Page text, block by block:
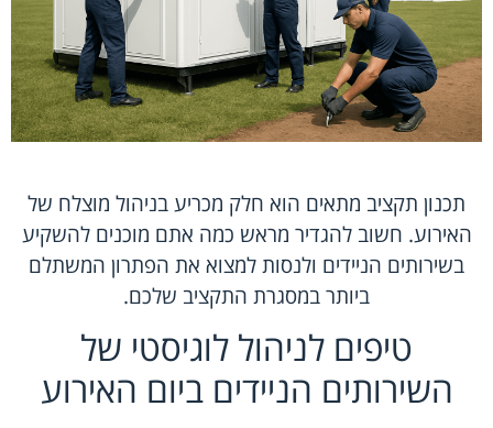
תכנון תקציב מתאים הוא חלק מכריע בניהול מוצלח של
האירוע. חשוב להגדיר מראש כמה אתם מוכנים להשקיע
בשירותים הניידים ולנסות למצוא את הפתרון המשתלם
ביותר במסגרת התקציב שלכם.
טיפים לניהול לוגיסטי של
השירותים הניידים ביום האירוע